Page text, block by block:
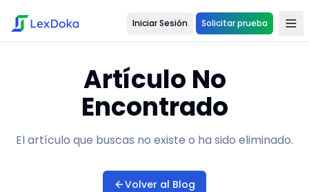
Iniciar Sesión Solicitar prueba
Artículo No
Encontrado
El artículo que buscas no existe o ha sido eliminado.
Volver al Blog